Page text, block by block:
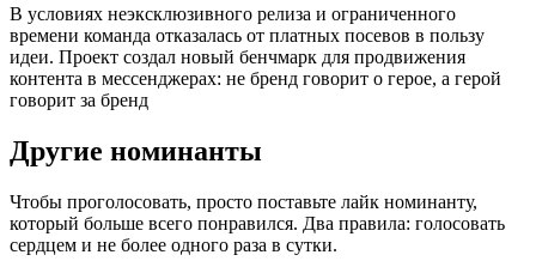
В условиях неэксклюзивного релиза и ограниченного
времени команда отказалась от платных посевов в пользу
идеи. Проект создал новый бенчмарк для продвижения
контента в мессенджерах: не бренд говорит о герое, а герой
говорит за бренд
Другие номинанты
Чтобы проголосовать, просто поставьте лайк номинанту,
который больше всего понравился. Два правила: голосовать
сердцем и не более одного раза в сутки.